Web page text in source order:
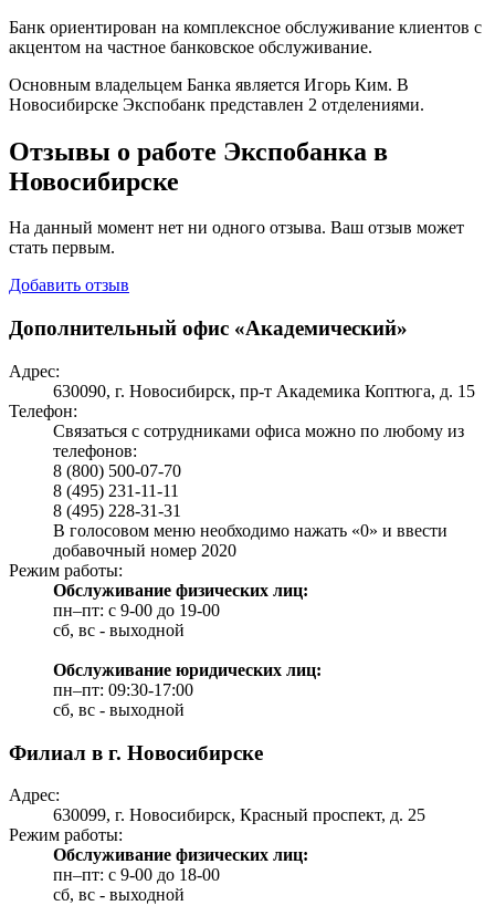
Банк ориентирован на комплексное обслуживание клиентов с
акцентом на частное банковское обслуживание.
Основным владельцем Банка является Игорь Ким. В
Новосибирске Экспобанк представлен 2 отделениями.
Отзывы о работе Экспобанка в
Новосибирске
На данный момент нет ни одного отзыва. Ваш отзыв может
стать первым.
Добавить отзыв
Дополнительный офис «Академический»
Адрес:
630090, г. Новосибирск, пр-т Академика Коптюга, д. 15
Телефон:
Связаться с сотрудниками офиса можно по любому из
телефонов:
8 (800) 500-07-70
8 (495) 231-11-11
8 (495) 228-31-31
В голосовом меню необходимо нажать «0» и ввести
добавочный номер 2020
Режим работы:
Обслуживание физических лиц:
пн–пт: с 9-00 до 19-00
сб, вс - выходной
Обслуживание юридических лиц:
пн–пт: 09:30-17:00
сб, вс - выходной
Филиал в г. Новосибирске
Адрес:
630099, г. Новосибирск, Красный проспект, д. 25
Режим работы:
Обслуживание физических лиц:
пн–пт: с 9-00 до 18-00
сб, вс - выходной